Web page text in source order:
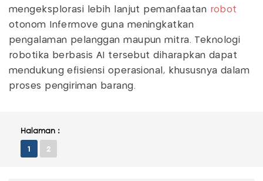
mengeksplorasi lebih lanjut pemanfaatan robot
otonom Infermove guna meningkatkan
pengalaman pelanggan maupun mitra. Teknologi
robotika berbasis AI tersebut diharapkan dapat
mendukung efisiensi operasional, khususnya dalam
proses pengiriman barang.
Halaman :
1 2